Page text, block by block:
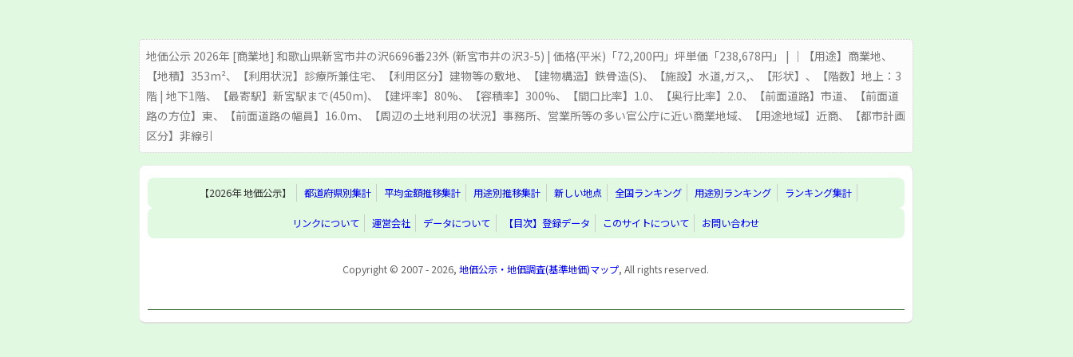
地価公示 2026年 [商業地] 和歌山県新宮市井の沢6696番23外 (新宮市井の沢3-5) | 価格(平米)「72,200円」坪単価「238,678円」 | ｜【用途】商業地、
【地積】353m²、【利用状況】診療所兼住宅、【利用区分】建物等の敷地、【建物構造】鉄骨造(S)、【施設】水道,ガス,、【形状】、【階数】地上：3
階 | 地下1階、【最寄駅】新宮駅まで(450m)、【建坪率】80%、【容積率】300%、【間口比率】1.0、【奥行比率】2.0、【前面道路】市道、【前面道
路の方位】東、【前面道路の幅員】16.0m、【周辺の土地利用の状況】事務所、営業所等の多い官公庁に近い商業地域、【用途地域】近商、【都市計画
区分】非線引
【2026年 地価公示】 都道府県別集計 平均金額推移集計 用途別推移集計 新しい地点 全国ランキング 用途別ランキング ランキング集計
リンクについて 運営会社 データについて 【目次】登録データ このサイトについて お問い合わせ
Copyright © 2007 - 2026,地価公示・地価調査(基準地価)マップ, All rights reserved.